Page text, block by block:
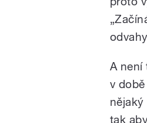
A není
v
tak